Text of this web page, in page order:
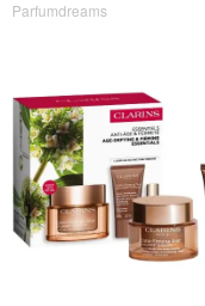
Parfumdreams